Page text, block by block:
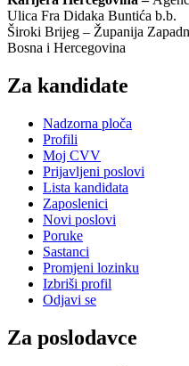
Ulica Fra Didaka Buntića b.b.
Široki Brijeg – Županija
Bosna i Hercegovina
Za kandidate
Nadzorna ploča
Profili
Moj CVV
Prijavljeni poslovi
Lista kandidata
Zaposlenici
Novi poslovi
Poruke
Sastanci
Promjeni lozinku
Izbriši profil
Odjavi se
Za poslodavce